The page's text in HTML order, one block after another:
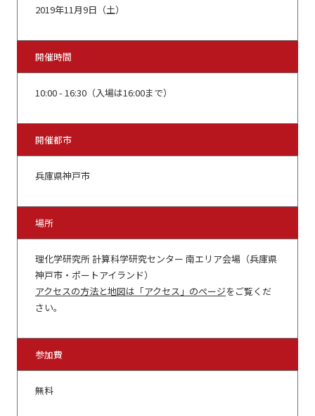
2019年11月9日（土）
開催時間
10:00 - 16:30（入場は16:00まで）
開催都市
兵庫県神戸市
場所
理化学研究所 計算科学研究センター 南エリア会場（兵庫県
神戸市・ポートアイランド）
アクセスの方法と地図は「アクセス」のぺージをご覧くだ
さい。
参加費
無料